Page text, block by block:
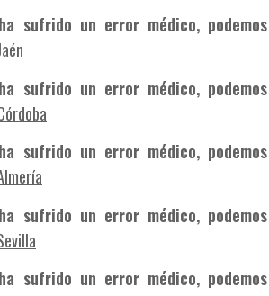
sufrido un error médico,
sufrido un error médico,
sufrido un error médico,
sufrido un error médico,
sufrido un error médico,